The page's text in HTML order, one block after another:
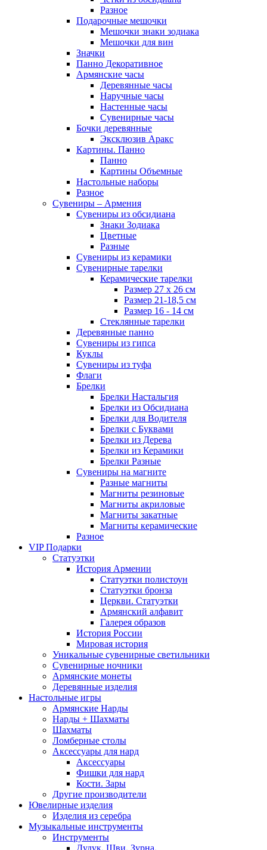
Разное
Подарочные мешочки
Мешочки знаки зодиака
Мешочки для вин
Значки
Панно Декоративное
Армянские часы
Деревянные часы
Наручные часы
Настенные часы
Сувенирные часы
Бочки деревянные
Эксклюзив Аракс
Картины. Панно
Панно
Картины Объемные
Настольные наборы
Разное
Сувениры – Армения
Сувениры из обсидиана
Знаки Зодиака
Цветные
Разные
Сувениры из керамики
Сувенирные тарелки
Керамические тарелки
Размер 27 х 26 см
Размер 21-18,5 см
Размер 16 - 14 см
Стеклянные тарелки
Деревянные панно
Сувениры из гипса
Куклы
Сувениры из туфа
Флаги
Брелки
Брелки Настальгия
Брелки из Обсидиана
Брелки для Водителя
Брелки с Буквами
Брелки из Дерева
Брелки из Керамики
Брелки Разные
Сувениры на магните
Разные магниты
Магниты резиновые
Магниты акриловые
Магниты закатные
Магниты керамические
Разное
VIP Подарки
Статуэтки
История Армении
Статуэтки полистоун
Статуэтки бронза
Церкви. Статуэтки
Армянский алфавит
Галерея образов
История России
Мировая история
Уникальные сувенирные светильники
Сувенирные ночники
Армянские монеты
Деревянные изделия
Настольные игры
Армянские Нарды
Нарды + Шахматы
Шахматы
Ломберные столы
Аксессуары для нард
Аксессуары
Фишки для нард
Кости. Зары
Другие производители
Ювелирные изделия
Изделия из серебра
Музыкальные инструменты
Инструменты
Дудук. Шви. Зурна.